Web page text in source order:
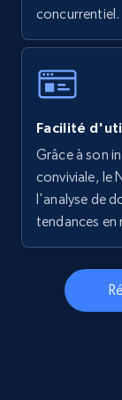
5.6K+
specific
URL, Final
more.
5.6K+
URL, Final
concurrentiel.
Facilité
Grâce à son
conviviale, le
l'analyse de
tendances